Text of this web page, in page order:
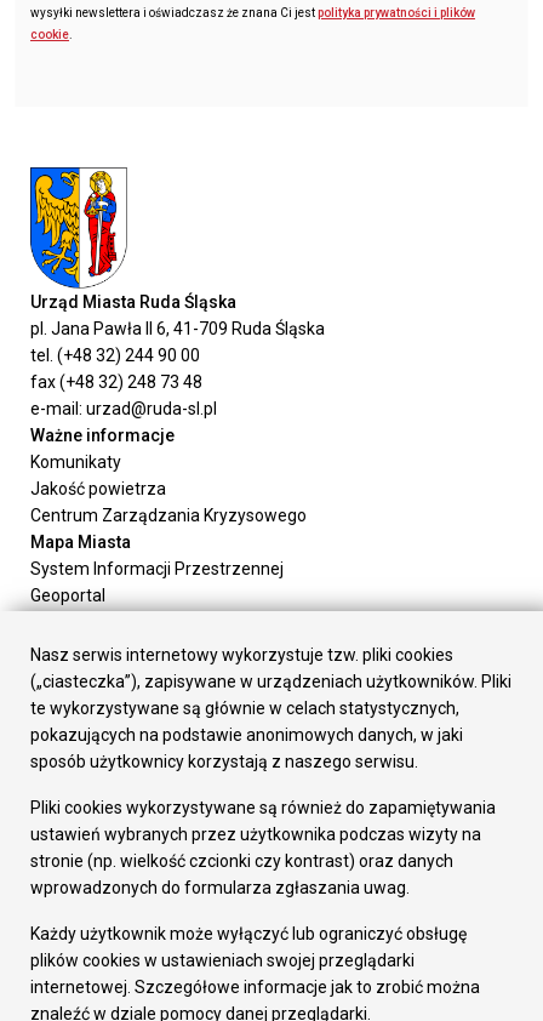
wysyłki newslettera i oświadczasz że znana Ci jestpolityka prywatności i plików
cookie
Urząd Miasta Ruda Śląska
pl. Jana Pawła II 6, 41-709 Ruda Śląska
tel. (+48 32) 244 90 00
fax (+48 32) 248 73 48
e-mail: urzad@ruda-sl.pl
Ważne informacje
Komunikaty
Jakość powietrza
Centrum Zarządzania Kryzysowego
Mapa Miasta
System Informacji Przestrzennej
Geoportal
Załatw sprawę
Prezydent Miasta
Rada Miasta
Wydziały
Elektroniczna Skrzynka Podawcza
Gospodarka
Fundusze europejskie
Środki krajowe
Oferty inwestycyjne
Pozostałe
Deklaracja dostępności
Dane osobowe
Nasz serwis internetowy wykorzystuje tzw. pliki cookies
(„ciasteczka”), zapisywane w urządzeniach użytkowników. Pliki
te wykorzystywane są głównie w celach statystycznych,
pokazujących na podstawie anonimowych danych, w jaki
sposób użytkownicy korzystają z naszego serwisu.
Pliki cookies wykorzystywane są również do zapamiętywania
ustawień wybranych przez użytkownika podczas wizyty na
stronie (np. wielkość czcionki czy kontrast) oraz danych
wprowadzonych do formularza zgłaszania uwag.
Każdy użytkownik może wyłączyć lub ograniczyć obsługę
plików cookies w ustawieniach swojej przeglądarki
internetowej. Szczegółowe informacje jak to zrobić można
znaleźć w dziale pomocy danej przeglądarki.